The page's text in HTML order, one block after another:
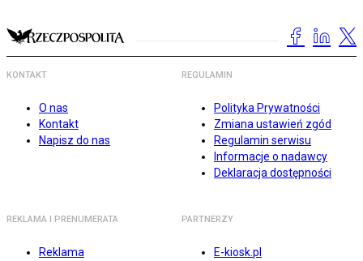
KONTAKT
O nas
Kontakt
Napisz do nas
REGULAMIN
Polityka Prywatności
Zmiana ustawień zgód
Regulamin serwisu
Informacje o nadawcy
Deklaracja dostępności
REKLAMA I PRENUMERATA
Reklama
PARTNERZY
E-kiosk.pl